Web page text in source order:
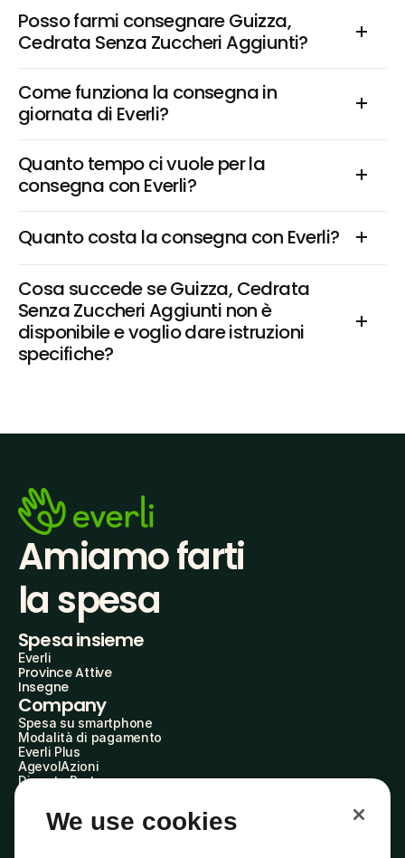
Posso farmi consegnare Guizza,
Cedrata Senza Zuccheri Aggiunti?
Come funziona la consegna in
giornata di Everli?
Quanto tempo ci vuole per la
consegna con Everli?
Quanto costa la consegna con Everli?
Cosa succede se Guizza, Cedrata
Senza Zuccheri Aggiunti non è
disponibile e voglio dare istruzioni
specifiche?
Amiamo farti
la spesa
Spesa insieme
Everli
Province Attive
Insegne
Company
Spesa su smartphone
Modalità di pagamento
Everli Plus
AgevolAzioni
Diventa Partner
Everli Shoppers
About Us
We use cookies